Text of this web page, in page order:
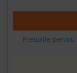
Preturile pentru